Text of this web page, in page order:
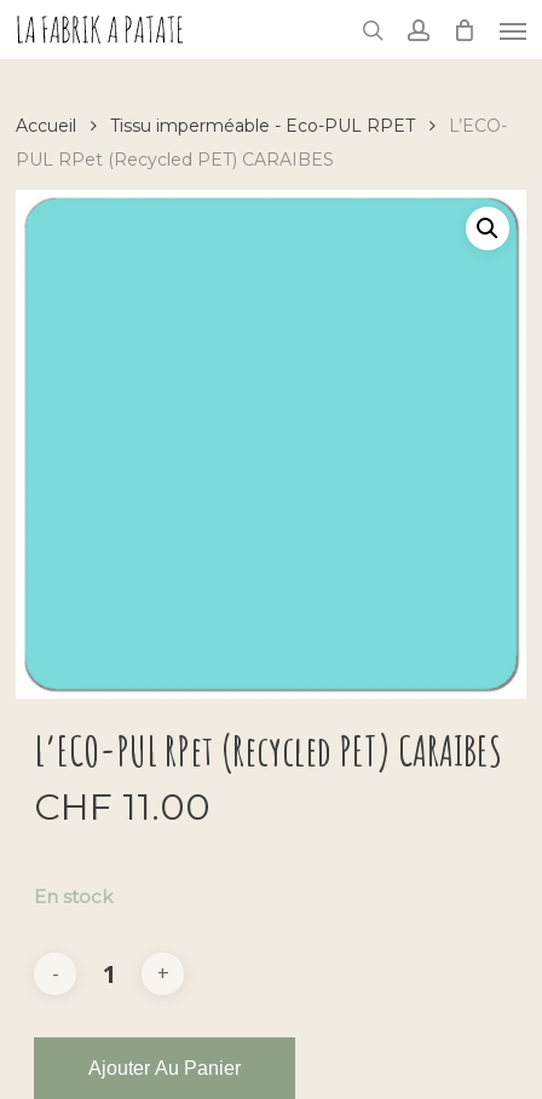
Skip
main
searchaccount
Accueil Tissu imperméable - Eco-PUL RPET
L’ECO-
PUL RPet (Recycled PET) CARAIBES
L’ECO-PUL RPet (Recycled PET) CARAIBES
CHF 11.00
En stock
Ajouter Au Panier